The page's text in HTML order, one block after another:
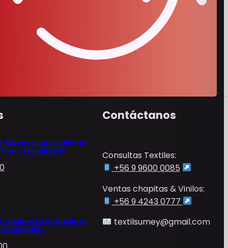
Tazones para sublimar
– 36 unidades
Shopero para sublimar
24 Unidades
Contáctanos
Consultas Textiles:
+56 9 9600 0085
Ventas chapitas & Vinilos:
+56 9 4243 0777
textilsumey@gmail.com